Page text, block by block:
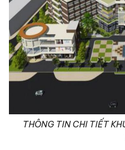
THÔNG TIN CHI TIẾT